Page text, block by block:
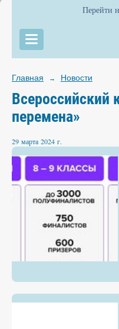
Перейти
Главная → Новости
Вcероссийский
перемена»
29 марта 2024 г.